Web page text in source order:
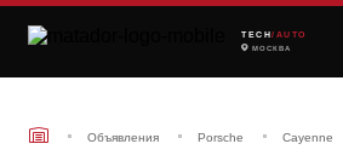
TECH /AUTO
МОСКВА
Объявления Porsche Cayenne